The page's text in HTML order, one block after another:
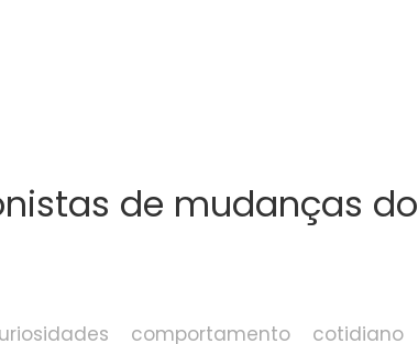
de mudanças do
comportamento
cotidiano